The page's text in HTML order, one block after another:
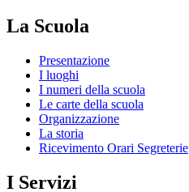
La Scuola
Presentazione
I luoghi
I numeri della scuola
Le carte della scuola
Organizzazione
La storia
Ricevimento Orari Segreterie
I Servizi